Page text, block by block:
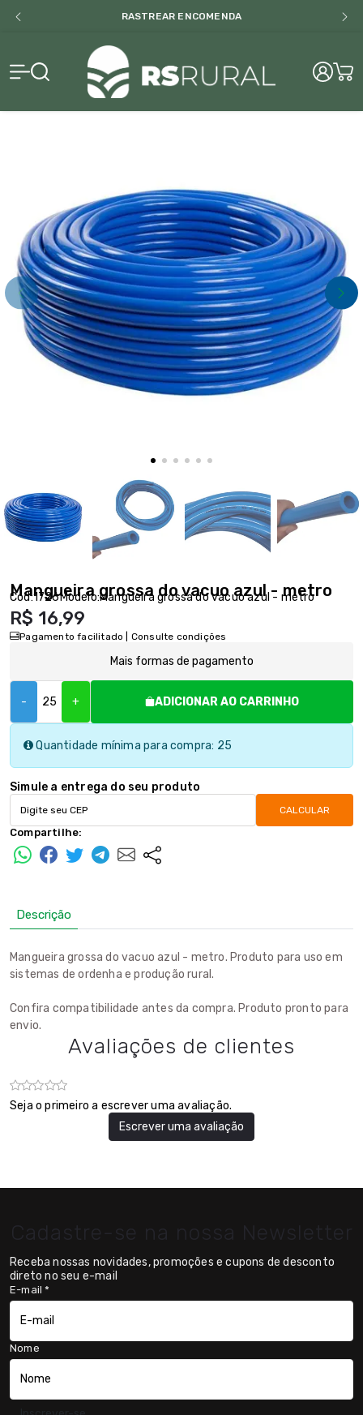
RASTREAR ENCOMENDA
RS Rural
Mangueira grossa do vacuo azul - metro
Cód:1726Modelo:Mangueira grossa do vacuo azul - metro
R$ 16,99
Pagamento facilitado | Consulte condições
Mais formas de pagamento
- + ADICIONAR AO CARRINHO
Quantidade mínima para compra: 25
Simule a entrega do seu produto
CALCULAR
Compartilhe:
Descrição
Mangueira grossa do vacuo azul - metro. Produto para uso em
sistemas de ordenha e produção rural.
Confira compatibilidade antes da compra. Produto pronto para
envio.
Avaliações de clientes
Seja o primeiro a escrever uma avaliação.
Escrever uma avaliação
Cadastre-se na nossa Newsletter
Receba nossas novidades, promoções e cupons de desconto
direto no seu e-mail
E-mail*
Nome